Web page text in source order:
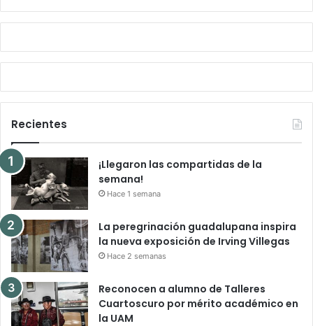
Recientes
¡Llegaron las compartidas de la
semana!
Hace 1 semana
La peregrinación guadalupana inspira
la nueva exposición de Irving Villegas
Hace 2 semanas
Reconocen a alumno de Talleres
Cuartoscuro por mérito académico en
la UAM